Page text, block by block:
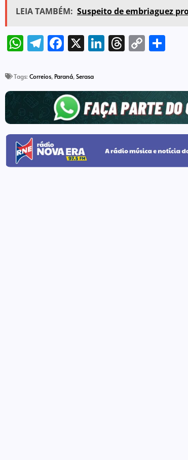
LEIA TAMBÉM: Suspeito de embriaguez
WhatsApp
Telegram
Facebook
X LinkedIn
Threads
Copy
Tags: Correios, Paraná,Serasa